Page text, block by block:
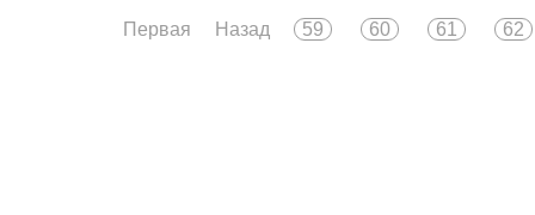
Первая
Назад 59 60 61 62